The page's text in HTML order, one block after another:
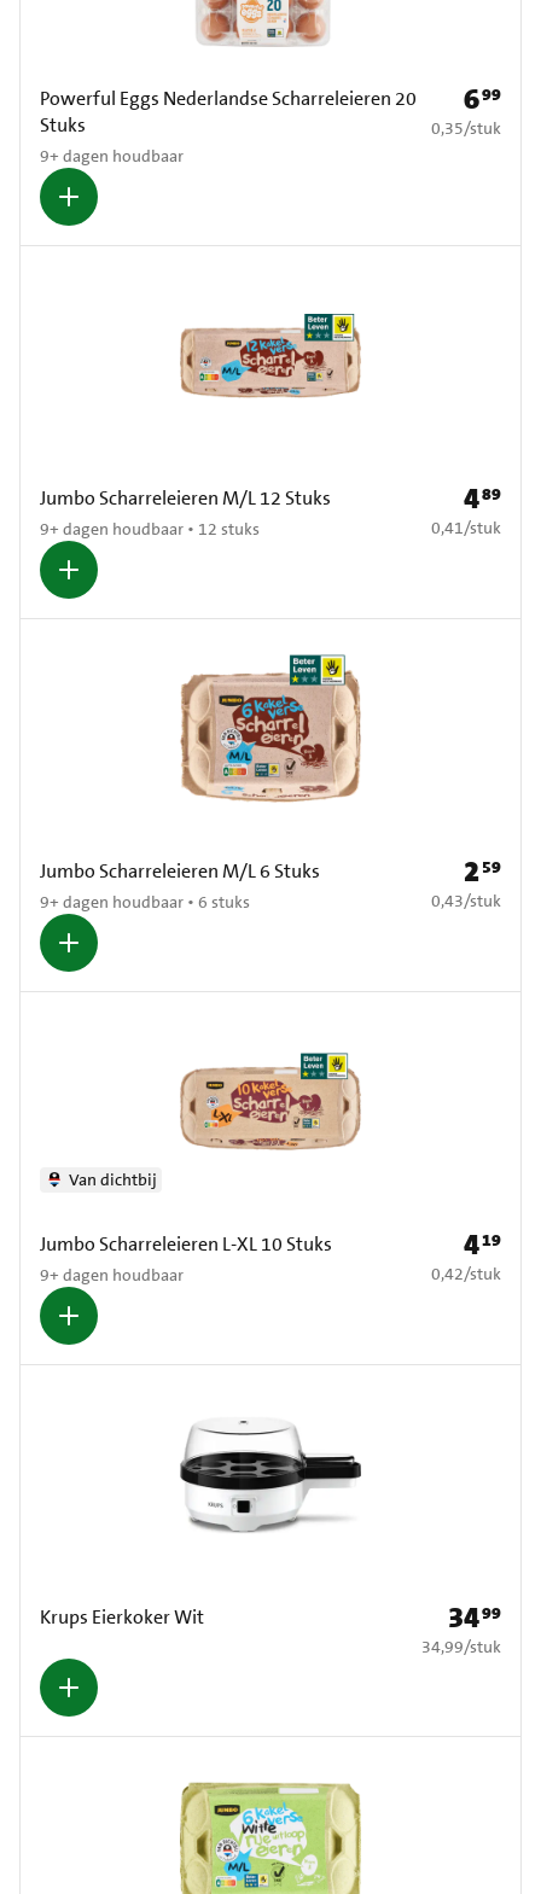
Powerful Eggs Nederlandse Scharreleieren 20
Stuks
9+ dagen houdbaar
Prijs: €
699
€ 0,35 per stuk
0,35/stuk
Jumbo Scharreleieren M/L 12 Stuks
9+ dagen houdbaar • 12 stuks
Prijs: €
489
€ 0,41 per stuk
0,41/stuk
Jumbo Scharreleieren M/L 6 Stuks
9+ dagen houdbaar • 6 stuks
Prijs: €
259
€ 0,43 per stuk
0,43/stuk
Jumbo Scharreleieren L-XL 10 Stuks
9+ dagen houdbaar
Van dichtbij
Prijs: €
419
€ 0,42 per stuk
0,42/stuk
Krups Eierkoker Wit Prijs: €
3499
€ 34,99 per stuk
34,99/stuk